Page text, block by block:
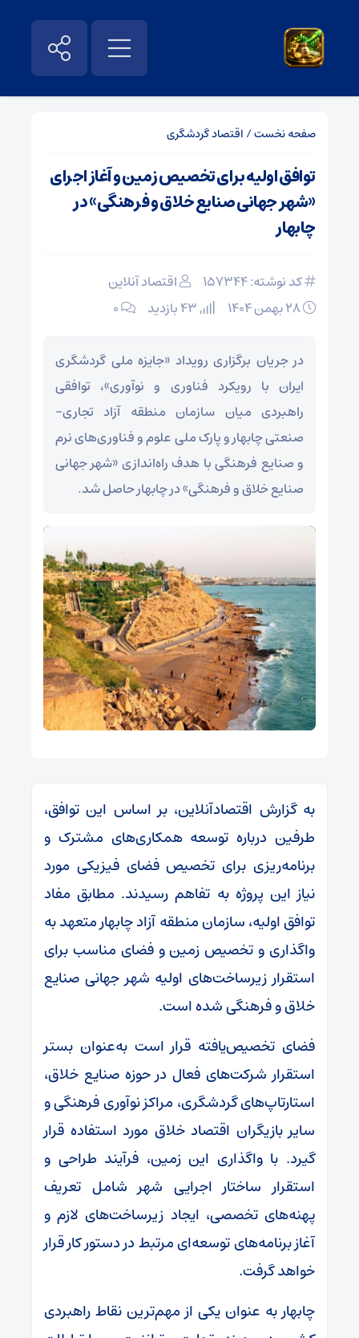
صفحه نخست/ اقتصاد گردشگری
توافق اولیه برای تخصیص زمین و آغاز اجرای
«شهر جهانی صنایع خلاق و فرهنگی» در
چابهار
کد نوشته: 157344
اقتصاد آنلاین
۰
در جریان برگزاری رویداد «جایزه ملی گردشگری
ایران با رویکرد فناوری و نوآوری»، توافقی
راهبردی میان سازمان منطقه آزاد تجاری–
صنعتی چابهار و پارک ملی علوم و فناوری‌های نرم
و صنایع فرهنگی با هدف راه‌اندازی «شهر جهانی
صنایع خلاق و فرهنگی» در چابهار حاصل شد.
به گزارش اقتصادآنلاین، بر اساس این توافق،
طرفین درباره توسعه همکاری‌های مشترک و
برنامه‌ریزی برای تخصیص فضای فیزیکی مورد
نیاز این پروژه به تفاهم رسیدند. مطابق مفاد
توافق اولیه، سازمان منطقه آزاد چابهار متعهد به
واگذاری و تخصیص زمین و فضای مناسب برای
استقرار زیرساخت‌های اولیه شهر جهانی صنایع
خلاق و فرهنگی شده است.
فضای تخصیص‌یافته قرار است به‌عنوان بستر
استقرار شرکت‌های فعال در حوزه صنایع خلاق،
استارتاپ‌های گردشگری، مراکز نوآوری فرهنگی و
سایر بازیگران اقتصاد خلاق مورد استفاده قرار
گیرد. با واگذاری این زمین، فرآیند طراحی و
استقرار ساختار اجرایی شهر شامل تعریف
پهنه‌های تخصصی، ایجاد زیرساخت‌های لازم و
آغاز برنامه‌های توسعه‌ای مرتبط در دستور کار قرار
خواهد گرفت.
چابهار به عنوان یکی از مهم‌ترین نقاط راهبردی